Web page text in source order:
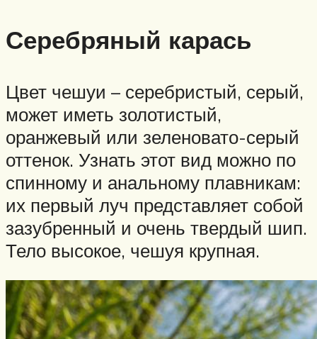
Серебряный карась
Цвет чешуи – серебристый, серый,
может иметь золотистый,
оранжевый или зеленовато-серый
оттенок. Узнать этот вид можно по
спинному и анальному плавникам:
их первый луч представляет собой
зазубренный и очень твердый шип.
Тело высокое, чешуя крупная.